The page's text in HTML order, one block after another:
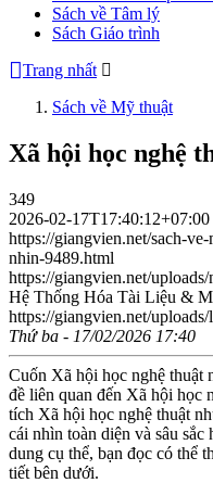
Sách về Tâm lý
Sách Giáo trình
Trang nhất
Sách về Mỹ thuật
Xã hội học nghệ
349
2026-02-17T17:40:12+07:00
https://giangvien.net/sach-
nhin-9489.html
https://giangvien.net/
Hệ Thống Hóa Tài Liệu &
https://giangvien.net/
Thứ ba - 17/02/2026 17:40
Cuốn Xã hội học nghệ thuật
đề liên quan đến Xã hội học
tích Xã hội học nghệ thuật
cái nhìn toàn diện và sâu
dung cụ thể, bạn đọc có thể
tiết bên dưới.